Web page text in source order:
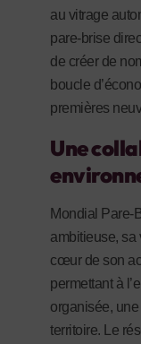
au vitrage
pare-brise
de créer de
boucle
premières
Une
Mondial Pare-
ambitieuse, sa
cœur de son
permettant à
organisée,
territoire. Le